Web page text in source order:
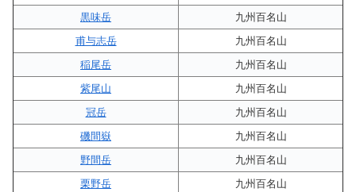
黒味岳
九州百名山
甫与志岳
九州百名山
稲尾岳
九州百名山
紫尾山
九州百名山
冠岳
九州百名山
磯間嶽
九州百名山
野間岳
九州百名山
栗野岳
九州百名山